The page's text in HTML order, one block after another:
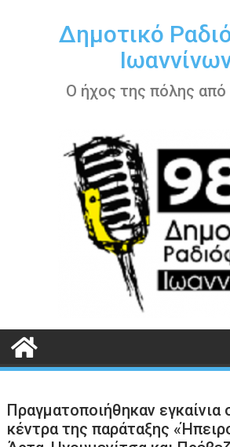
περιεχόμενοΔημοτικό
Ο ήχος της πόλης από
Πραγματοποιήθηκαν εγκαίνια
κέντρα της παράταξης